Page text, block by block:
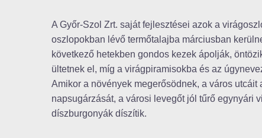
A Győr-Szol Zrt. saját fejlesztései azok a
oszlopokban lévő termőtalajba márciusban
következő hetekben gondos kezek ápolják,
ültetnek el, míg a virágpiramisokba és az
Amikor a növények megerősödnek, a város
napsugárzását, a városi levegőt jól tűrő egynyári
díszburgonyák díszítik.